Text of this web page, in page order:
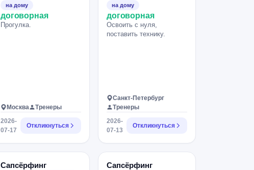
на дому
договорная
Прогулка.
Москва
Тренеры
2026-
07-17
Откликнуться
на дому
договорная
Освоить с нуля,
поставить технику.
Санкт-Петербург
Тренеры
2026-
07-13
Откликнуться
Сапсёрфинг Сапсёрфинг